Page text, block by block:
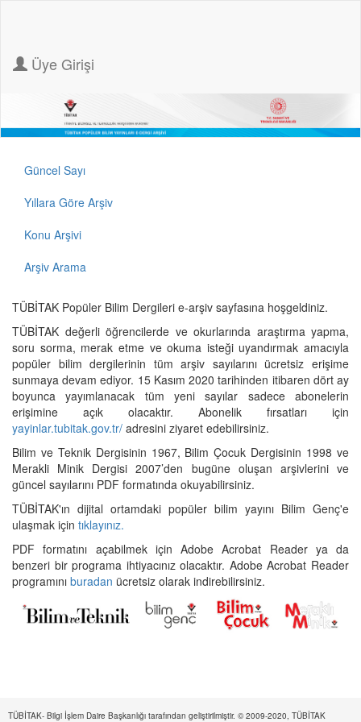
Üye Girişi
Güncel Sayı
Yıllara Göre Arşiv
Konu Arşivi
Arşiv Arama
TÜBİTAK Popüler Bilim Dergileri e-arşiv sayfasına hoşgeldiniz.
TÜBİTAK değerli öğrencilerde ve okurlarında araştırma yapma,
soru sorma, merak etme ve okuma isteği uyandırmak amacıyla
popüler bilim dergilerinin tüm arşiv sayılarını ücretsiz erişime
sunmaya devam ediyor. 15 Kasım 2020 tarihinden itibaren dört ay
boyunca yayımlanacak tüm yeni sayılar sadece abonelerin
erişimine açık olacaktır. Abonelik fırsatları için
yayinlar.tubitak.gov.tr/ adresini ziyaret edebilirsiniz.
Bilim ve Teknik Dergisinin 1967, Bilim Çocuk Dergisinin 1998 ve
Merakli Minik Dergisi 2007’den bugüne oluşan arşivlerini ve
güncel sayılarını PDF formatında okuyabilirsiniz.
TÜBİTAK'ın dijital ortamdaki popüler bilim yayını Bilim Genç'e
ulaşmak için tıklayınız.
PDF formatını açabilmek için Adobe Acrobat Reader ya da
benzeri bir programa ihtiyacınız olacaktır. Adobe Acrobat Reader
programını buradan ücretsiz olarak indirebilirsiniz.
TÜBİTAK- Bilgi İşlem Daire Başkanlığı tarafından geliştirilmiştir. © 2009-2020, TÜBİTAK